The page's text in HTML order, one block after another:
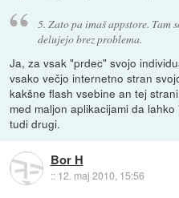
5. Zato pa imaš appstore. Tam
delujejo brez problema.
Ja, za vsak "prdec" svojo
vsako večjo internetno stran
kakšne flash vsebine an tej
med maljon aplikacijami da
tudi drugi.
Bor H
:: 12. maj 2010, 15:56